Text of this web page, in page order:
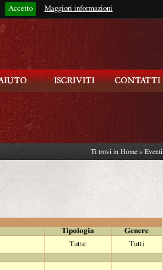
Accetto Maggiori informazioni
Rimani connesso?
Ti trovi in Home » Eventi
Tipologia
Genere
Tutte
Tutti